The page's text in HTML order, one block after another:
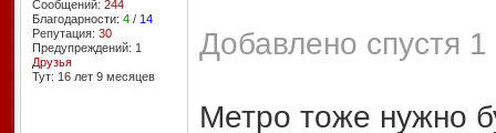
Сообщений: 244
Благодарности: 4/ 14
Репутация: 30
Предупреждений: 1
Друзья
Тут: 16 лет 9 месяцев
Добавлено спустя
Метро тоже нужно